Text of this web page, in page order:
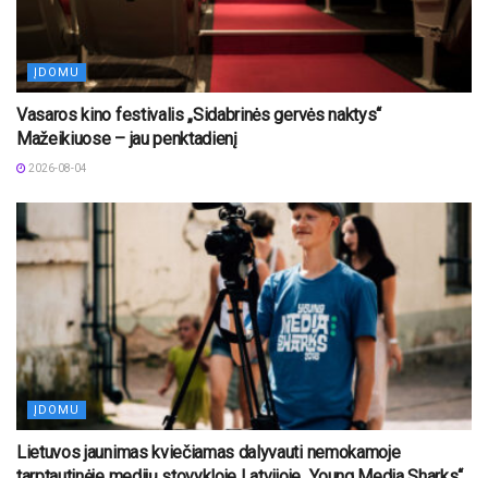
ĮDOMU
Vasaros kino festivalis „Sidabrinės gervės naktys“
Mažeikiuose – jau penktadienį
2026-08-04
ĮDOMU
Lietuvos jaunimas kviečiamas dalyvauti nemokamoje